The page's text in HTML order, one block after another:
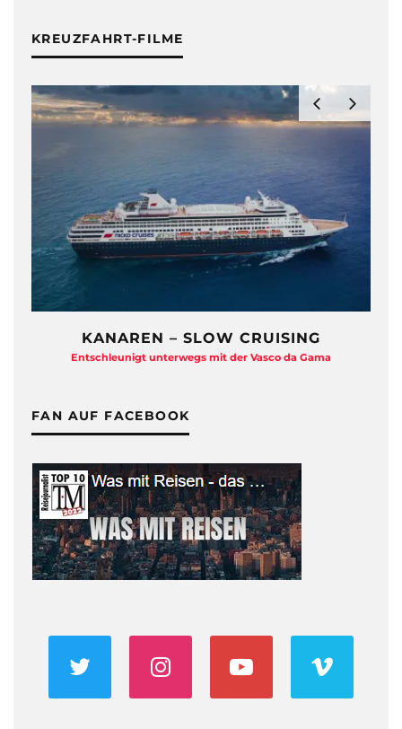
KREUZFAHRT-FILME
KANAREN – SLOW CRUISING
Entschleunigt unterwegs mit der Vasco da Gama
FAN AUF FACEBOOK